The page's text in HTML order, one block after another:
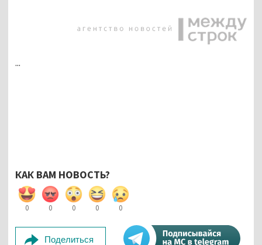
...
КАК ВАМ НОВОСТЬ?
0 0 0 0 0
Поделиться